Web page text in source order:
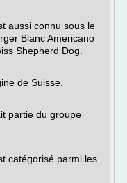
aussi connu sous le
Blanc Americano
Shepherd Dog.
de Suisse.
partie du groupe
catégorisé parmi les